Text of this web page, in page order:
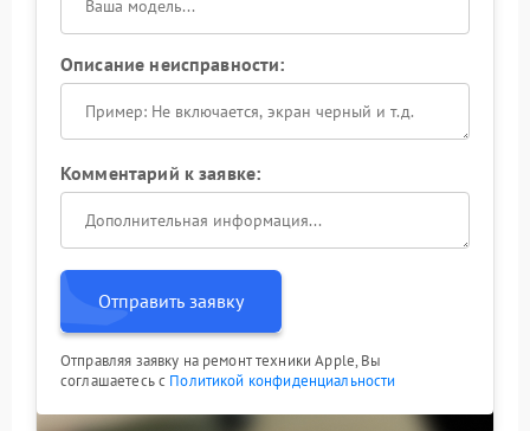
Описание неисправности:
Комментарий к заявке:
Отправить заявку
Отправляя заявку на ремонт техники Apple, Вы
соглашаетесь с Политикой конфиденциальности